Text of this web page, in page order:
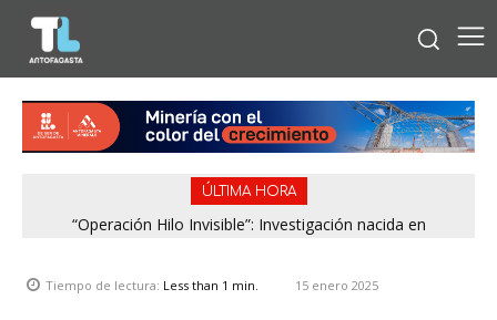
ÚLTIMA HORA
“Operación Hilo Invisible”: Investigación nacida en
Tiempo de lectura: Less than 1 min. 15 enero 2025